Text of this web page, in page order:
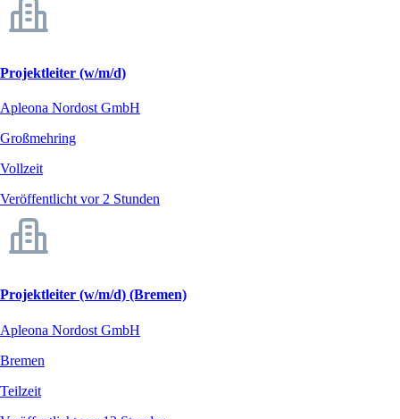
Projektleiter (w/m/d)
Apleona Nordost GmbH
Großmehring
Vollzeit
Veröffentlicht vor 2 Stunden
Projektleiter (w/m/d) (Bremen)
Apleona Nordost GmbH
Bremen
Teilzeit